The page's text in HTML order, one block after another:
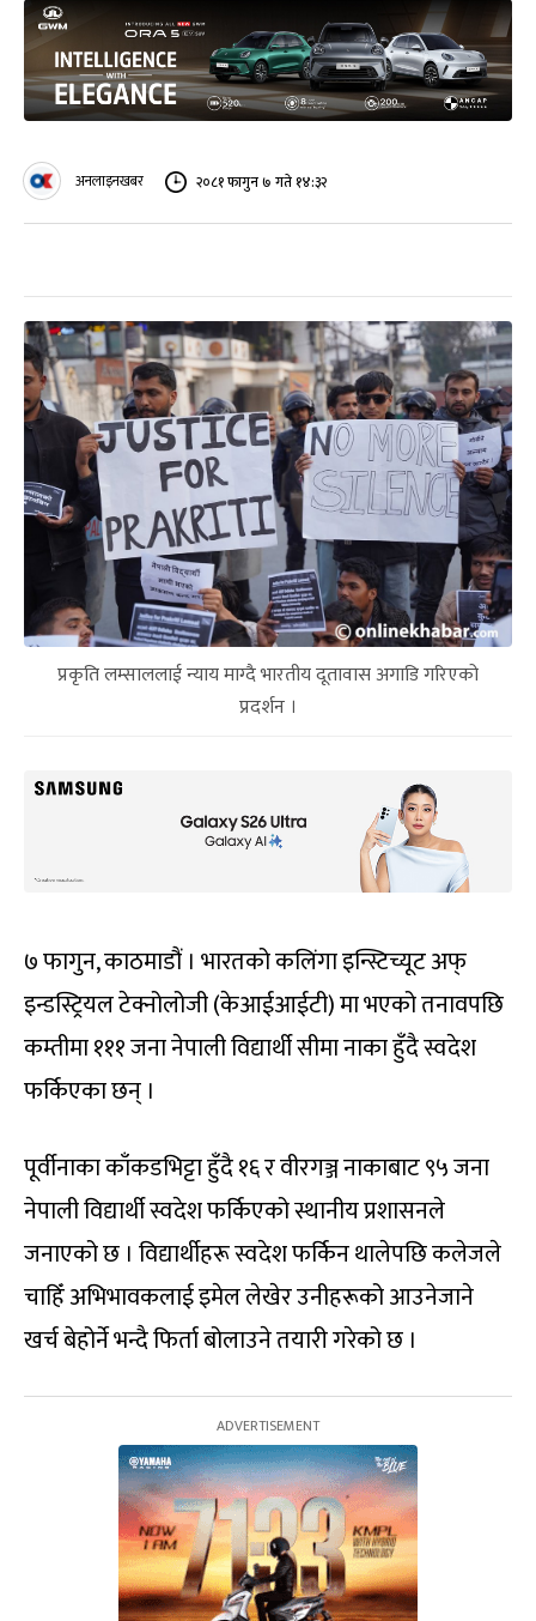
अनलाइनखबर २०८१ फागुन ७ गते १४:३२
प्रकृति लम्साललाई न्याय माग्‍दै भारतीय दूतावास अगाडि गरिएको
प्रदर्शन ।
७ फागुन, काठमाडौं । भारतको कलिंगा इन्स्टिच्यूट अफ्
इन्डस्ट्रियल टेक्नोलोजी (केआईआईटी) मा भएको तनावपछि
कम्तीमा १११ जना नेपाली विद्यार्थी सीमा नाका हुँदै स्वदेश
फर्किएका छन् ।
पूर्वीनाका काँकडभिट्टा हुँदै १६ र वीरगञ्ज नाकाबाट ९५ जना
नेपाली विद्यार्थी स्वदेश फर्किएको स्थानीय प्रशासनले
जनाएको छ । विद्यार्थीहरू स्वदेश फर्किन थालेपछि कलेजले
चाहिँ अभिभावकलाई इमेल लेखेर उनीहरूको आउनेजाने
खर्च बेहोर्ने भन्दै फिर्ता बोलाउने तयारी गरेको छ ।